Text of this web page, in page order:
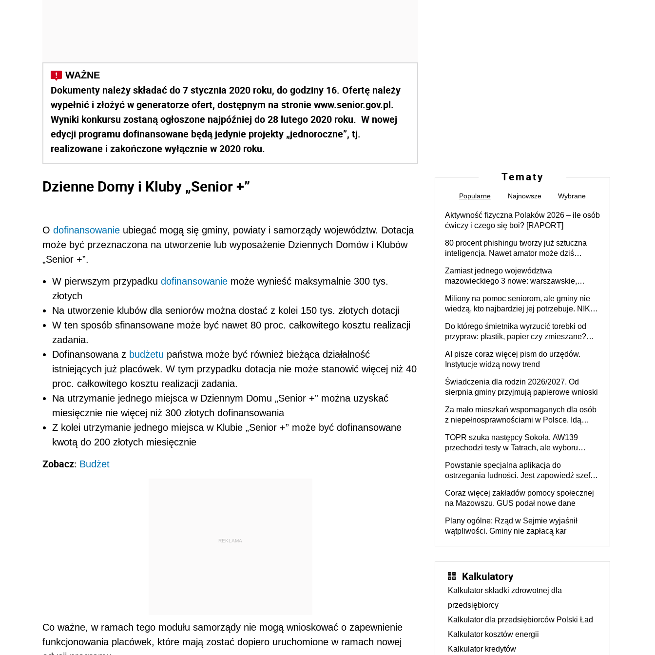
Dokumenty należy składać do 7 stycznia 2020 roku, do godziny 16. Ofertę należy
wypełnić i złożyć w generatorze ofert, dostępnym na stronie www.senior.gov.pl.
Wyniki konkursu zostaną ogłoszone najpóźniej do 28 lutego 2020 roku. W nowej
edycji programu dofinansowane będą jedynie projekty „jednoroczne”, tj.
realizowane i zakończone wyłącznie w 2020 roku.
Dzienne Domy i Kluby „Senior +”
O dofinansowanie ubiegać mogą się gminy, powiaty i samorządy województw. Dotacja
może być przeznaczona na utworzenie lub wyposażenie Dziennych Domów i Klubów
„Senior +”.
W pierwszym przypadku dofinansowanie może wynieść maksymalnie 300 tys.
złotych
Na utworzenie klubów dla seniorów można dostać z kolei 150 tys. złotych dotacji
W ten sposób sfinansowane może być nawet 80 proc. całkowitego kosztu realizacji
zadania.
Dofinansowana z budżetu państwa może być również bieżąca działalność
istniejących już placówek. W tym przypadku dotacja nie może stanowić więcej niż 40
proc. całkowitego kosztu realizacji zadania.
Na utrzymanie jednego miejsca w Dziennym Domu „Senior +” można uzyskać
miesięcznie nie więcej niż 300 złotych dofinansowania
Z kolei utrzymanie jednego miejsca w Klubie „Senior +” może być dofinansowane
kwotą do 200 złotych miesięcznie
Zobacz: Budżet
REKLAMA
Co ważne, w ramach tego modułu samorządy nie mogą wnioskować o zapewnienie
funkcjonowania placówek, które mają zostać dopiero uruchomione w ramach nowej
Tematy
Popularne Najnowsze Wybrane
Aktywność fizyczna Polaków 2026 – ile osób
ćwiczy i czego się boi? [RAPORT]
80 procent phishingu tworzy już sztuczna
inteligencja. Nawet amator może dziś
Zamiast jednego województwa
mazowieckiego 3 nowe: warszawskie,
Europie nie ma tak dużych jednostek
stołecznych
Miliony na pomoc seniorom, ale gminy nie
wiedzą, kto najbardziej jej potrzebuje. NIK
Do którego śmietnika wyrzucić torebki od
przypraw: plastik, papier czy zmieszane?
AI pisze coraz więcej pism do urzędów.
Instytucje widzą nowy trend
Świadczenia dla rodzin 2026/2027. Od
sierpnia gminy przyjmują papierowe wnioski
Za mało mieszkań wspomaganych dla osób
z niepełnosprawnościami w Polsce. Idą
TOPR szuka następcy Sokoła. AW139
przechodzi testy w Tatrach, ale wyboru
Powstanie specjalna aplikacja do
ostrzegania ludności. Jest zapowiedź szefa
Coraz więcej zakładów pomocy społecznej
na Mazowszu. GUS podał nowe dane
Plany ogólne: Rząd w Sejmie wyjaśnił
wątpliwości. Gminy nie zapłacą kar
Kalkulatory
Kalkulator składki zdrowotnej dla
przedsiębiorcy
Kalkulator dla przedsiębiorców Polski Ład
Kalkulator kosztów energii
Kalkulator kredytów